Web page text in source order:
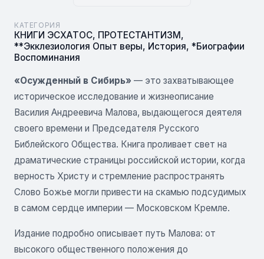
КАТЕГОРИЯ
КНИГИ ЭСХАТОС, ПРОТЕСТАНТИЗМ,
**Экклезиология Опыт веры, История, *Биографии
Воспоминания
«Осужденный в Сибирь» — это захватывающее
историческое исследование и жизнеописание
Василия Андреевича Малова, выдающегося деятеля
своего времени и Председателя Русского
Библейского Общества. Книга проливает свет на
драматические страницы российской истории, когда
верность Христу и стремление распространять
Слово Божье могли привести на скамью подсудимых
в самом сердце империи — Московском Кремле.
Издание подробно описывает путь Малова: от
высокого общественного положения до